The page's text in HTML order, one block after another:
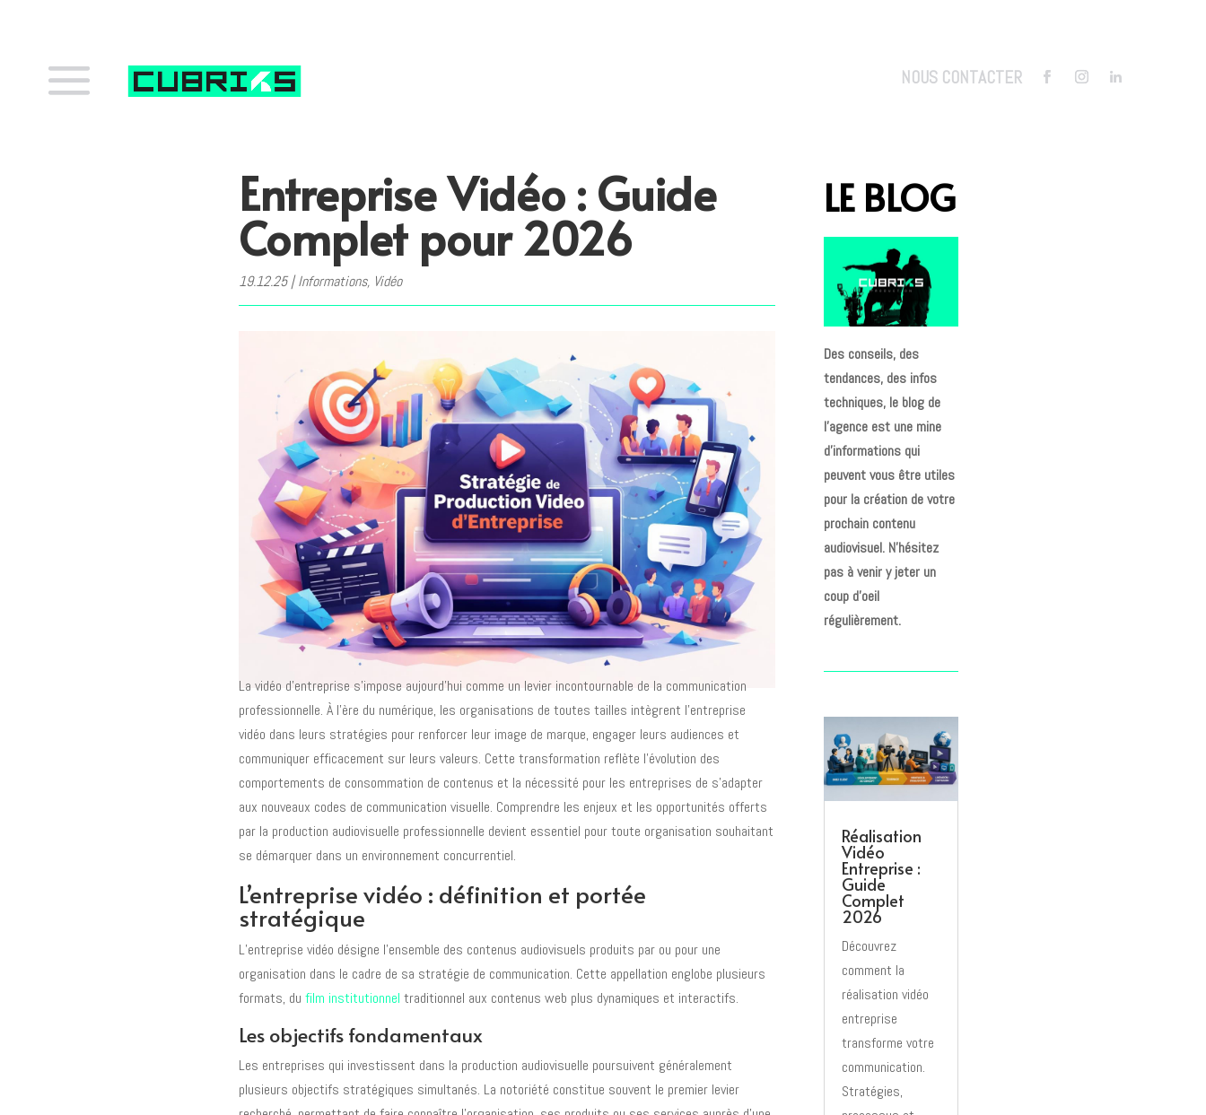
NOUS CONTACTER
Entreprise Vidéo : Guide
Complet pour 2026
19.12.25|Informations, Vidéo
La vidéo d’entreprise s’impose aujourd’hui comme un levier incontournable de la communication
professionnelle. À l’ère du numérique, les organisations de toutes tailles intègrent l’entreprise
vidéo dans leurs stratégies pour renforcer leur image de marque, engager leurs audiences et
communiquer efficacement sur leurs valeurs. Cette transformation reflète l’évolution des
comportements de consommation de contenus et la nécessité pour les entreprises de s’adapter
aux nouveaux codes de communication visuelle. Comprendre les enjeux et les opportunités offerts
par la production audiovisuelle professionnelle devient essentiel pour toute organisation souhaitant
se démarquer dans un environnement concurrentiel.
L’entreprise vidéo : définition et portée
stratégique
L’entreprise vidéo désigne l’ensemble des contenus audiovisuels produits par ou pour une
organisation dans le cadre de sa stratégie de communication. Cette appellation englobe plusieurs
formats, dufilm institutionnel traditionnel aux contenus web plus dynamiques et interactifs.
Les objectifs fondamentaux
Les entreprises qui investissent dans la production audiovisuelle poursuivent généralement
plusieurs objectifs stratégiques simultanés. La notoriété constitue souvent le premier levier
LE BLOG
Des conseils, des
tendances, des infos
techniques, le blog de
l’agence est une mine
d’informations qui
peuvent vous être utiles
pour la création de votre
prochain contenu
audiovisuel. N’hésitez
pas à venir y jeter un
coup d’oeil
régulièrement.
Réalisation
Vidéo
Entreprise :
Guide
Complet
2026
Découvrez
comment la
réalisation vidéo
entreprise
transforme votre
communication.
Stratégies,